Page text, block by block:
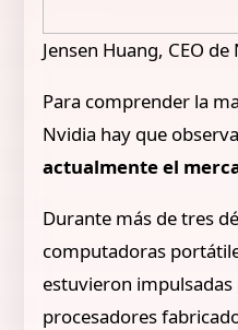
Jensen Huang, CEO de
Para comprender la
Nvidia hay que
actualmente el
Durante más de tres
computadoras
estuvieron
procesadores